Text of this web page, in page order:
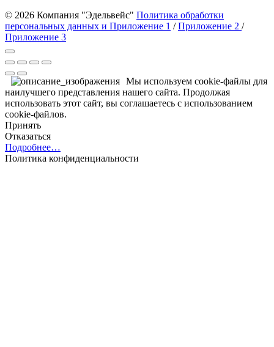
© 2026 Компания "Эдельвейс" Политика обработки
персональных данных и Приложение 1 /Приложение 2 /
Приложение 3
Мы используем cookie-файлы для
наилучшего представления нашего сайта. Продолжая
использовать этот сайт, вы соглашаетесь с использованием
cookie-файлов.
Принять
Отказаться
Подробнее…
Политика конфиденциальности